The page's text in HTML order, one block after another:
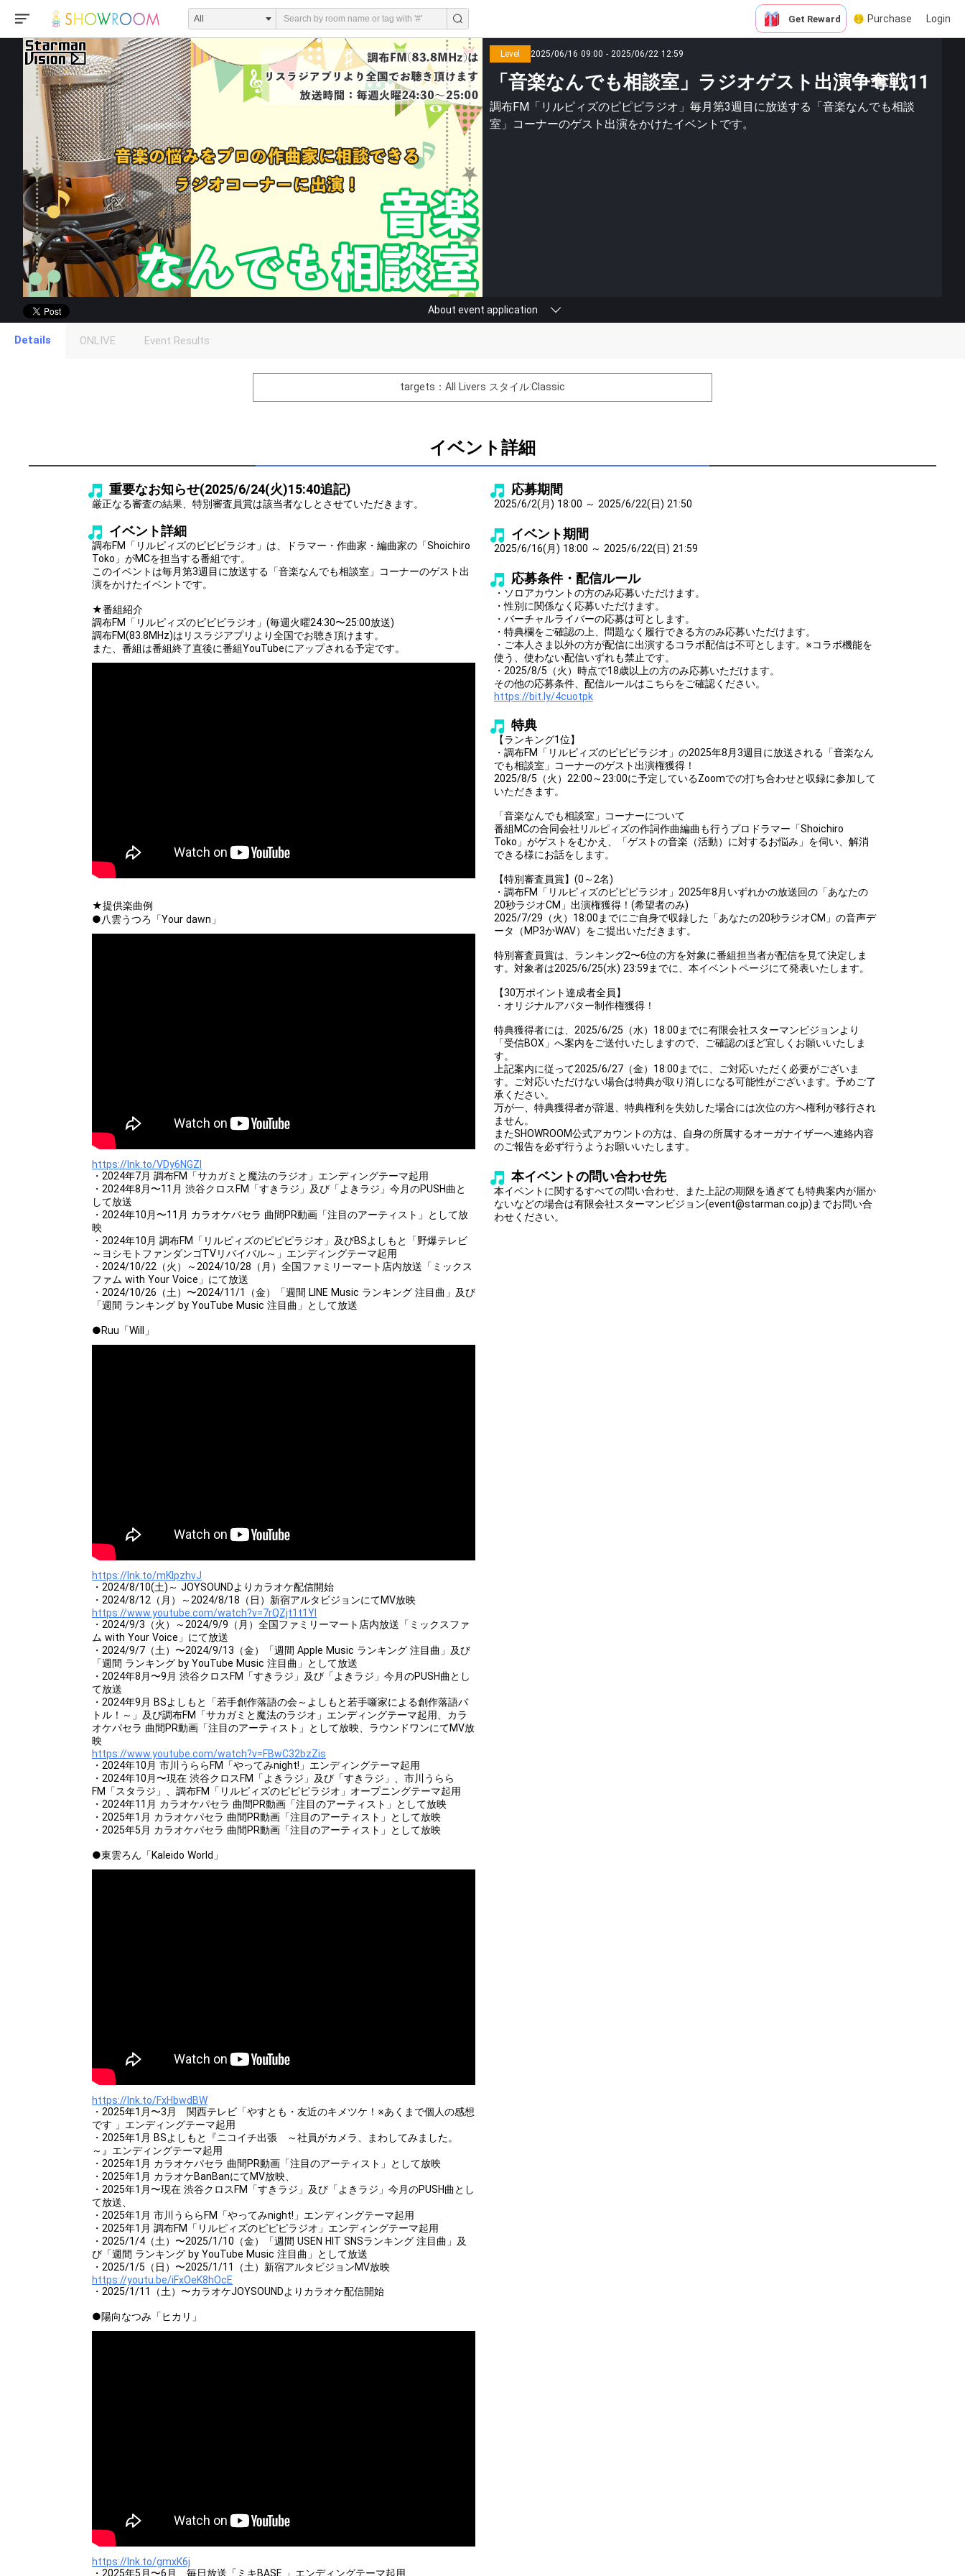
Get Reward Purchase Login
Level 2025/06/16 09:00 - 2025/06/22 12:59
「音楽なんでも相談室」ラジオゲスト出演争奪戦11
調布FM「リルピィズのピピピラジオ」毎月第3週目に放送する「音楽なんでも相談
室」コーナーのゲスト出演をかけたイベントです。
About event application
Level Points
Event Begins!
Throw gifts to the stage and join the live performance.
First, try throwing free Stars (once a day)! You can also charge Show Gold to purchase gifts
(available from 1 JPY)! When you continue to send gifts to the performer(s), the performer's
popularity ranking and your ranking go up.
To send performers paid items, you must use Show Gold.
Comments
You can post comments. Please refrain from posting comments that may offend performers or
other users.
Close
Details ONLIVE Event Results
targets：All Livers スタイル:Classic
イベント詳細
重要なお知らせ(2025/6/24(火)15:40追記)
厳正なる審査の結果、特別審査員賞は該当者なしとさせていただきます。
イベント詳細
調布FM「リルピィズのピピピラジオ」は、ドラマー・作曲家・編曲家の「Shoichiro
Toko」がMCを担当する番組です。
このイベントは毎月第3週目に放送する「音楽なんでも相談室」コーナーのゲスト出
演をかけたイベントです。
★番組紹介
調布FM「リルピィズのピピピラジオ」(毎週火曜24:30〜25:00放送)
調布FM(83.8MHz)はリスラジアプリより全国でお聴き頂けます。
また、番組は番組終了直後に番組YouTubeにアップされる予定です。
★提供楽曲例
●八雲うつろ「Your dawn」
https://lnk.to/VDy6NGZl
・2024年7月 調布FM「サカガミと魔法のラジオ」エンディングテーマ起用
・2024年8月〜11月 渋谷クロスFM「すきラジ」及び「よきラジ」今月のPUSH曲と
して放送
・2024年10月〜11月 カラオケパセラ 曲間PR動画「注目のアーティスト」として放
映
・2024年10月 調布FM「リルピィズのピピピラジオ」及びBSよしもと「野爆テレビ
～ヨシモトファンダンゴTVリバイバル～」エンディングテーマ起用
・2024/10/22（火）～2024/10/28（月）全国ファミリーマート店内放送「ミックス
ファム with Your Voice」にて放送
・2024/10/26（土）〜2024/11/1（金）「週間 LINE Music ランキング 注目曲」及び
「週間 ランキング by YouTube Music 注目曲」として放送
●Ruu「Will」
https://lnk.to/mKIpzhvJ
・2024/8/10(土)～ JOYSOUNDよりカラオケ配信開始
・2024/8/12（月）～2024/8/18（日）新宿アルタビジョンにてMV放映
https://www.youtube.com/watch?v=7rQZjt1t1YI
・2024/9/3（火）～2024/9/9（月）全国ファミリーマート店内放送「ミックスファ
ム with Your Voice」にて放送
・2024/9/7（土）〜2024/9/13（金）「週間 Apple Music ランキング 注目曲」及び
「週間 ランキング by YouTube Music 注目曲」として放送
・2024年8月〜9月 渋谷クロスFM「すきラジ」及び「よきラジ」今月のPUSH曲とし
て放送
・2024年9月 BSよしもと「若手創作落語の会～よしもと若手噺家による創作落語バ
トル！～」及び調布FM「サカガミと魔法のラジオ」エンディングテーマ起用、カラ
オケパセラ 曲間PR動画「注目のアーティスト」として放映、ラウンドワンにてMV放
映
https://www.youtube.com/watch?v=FBwC32bzZis
・2024年10月 市川うららFM「やってみnight!」エンディングテーマ起用
・2024年10月〜現在 渋谷クロスFM「よきラジ」及び「すきラジ」、市川うらら
FM「スタラジ」、調布FM「リルピィズのピピピラジオ」オープニングテーマ起用
・2024年11月 カラオケパセラ 曲間PR動画「注目のアーティスト」として放映
・2025年1月 カラオケパセラ 曲間PR動画「注目のアーティスト」として放映
・2025年5月 カラオケパセラ 曲間PR動画「注目のアーティスト」として放映
●東雲ろん「Kaleido World」
https://lnk.to/FxHbwdBW
・2025年1月〜3月 関西テレビ「やすとも・友近のキメツケ！※あくまで個人の感想
です 」エンディングテーマ起用
・2025年1月 BSよしもと『ニコイチ出張 ～社員がカメラ、まわしてみました。
～』エンディングテーマ起用
・2025年1月 カラオケパセラ 曲間PR動画「注目のアーティスト」として放映
・2025年1月 カラオケBanBanにてMV放映、
・2025年1月〜現在 渋谷クロスFM「すきラジ」及び「よきラジ」今月のPUSH曲とし
て放送、
・2025年1月 市川うららFM「やってみnight!」エンディングテーマ起用
・2025年1月 調布FM「リルピィズのピピピラジオ」エンディングテーマ起用
・2025/1/4（土）〜2025/1/10（金）「週間 USEN HIT SNSランキング 注目曲」及
び「週間 ランキング by YouTube Music 注目曲」として放送
・2025/1/5（日）〜2025/1/11（土）新宿アルタビジョンMV放映
https://youtu.be/iFxOeK8hOcE
・2025/1/11（土）〜カラオケJOYSOUNDよりカラオケ配信開始
●陽向なつみ「ヒカリ」
https://lnk.to/gmxK6j
・2025年5月〜6月 毎日放送「ミキBASE 」エンディングテーマ起用
応募期間
2025/6/2(月) 18:00 ～ 2025/6/22(日) 21:50
イベント期間
2025/6/16(月) 18:00 ～ 2025/6/22(日) 21:59
応募条件・配信ルール
・ソロアカウントの方のみ応募いただけます。
・性別に関係なく応募いただけます。
・バーチャルライバーの応募は可とします。
・特典欄をご確認の上、問題なく履行できる方のみ応募いただけます。
・ご本人さま以外の方が配信に出演するコラボ配信は不可とします。※コラボ機能を
使う、使わない配信いずれも禁止です。
・2025/8/5（火）時点で18歳以上の方のみ応募いただけます。
その他の応募条件、配信ルールはこちらをご確認ください。
https://bit.ly/4cuotpk
特典
【ランキング1位】
・調布FM「リルピィズのピピピラジオ」の2025年8月3週目に放送される「音楽なん
でも相談室」コーナーのゲスト出演権獲得！
2025/8/5（火）22:00～23:00に予定しているZoomでの打ち合わせと収録に参加して
いただきます。
「音楽なんでも相談室」コーナーについて
番組MCの合同会社リルピィズの作詞作曲編曲も行うプロドラマー「Shoichiro
Toko」がゲストをむかえ、「ゲストの音楽（活動）に対するお悩み」を伺い、解消
できる様にお話をします。
【特別審査員賞】(0～2名)
・調布FM「リルピィズのピピピラジオ」2025年8月いずれかの放送回の「あなたの
20秒ラジオCM」出演権獲得！(希望者のみ)
2025/7/29（火）18:00までにご自身で収録した「あなたの20秒ラジオCM」の音声デ
ータ（MP3かWAV）をご提出いただきます。
特別審査員賞は、ランキング2〜6位の方を対象に番組担当者が配信を見て決定しま
す。対象者は2025/6/25(水) 23:59までに、本イベントページにて発表いたします。
【30万ポイント達成者全員】
・オリジナルアバター制作権獲得！
特典獲得者には、2025/6/25（水）18:00までに有限会社スターマンビジョンより
「受信BOX」へ案内をご送付いたしますので、ご確認のほど宜しくお願いいたしま
す。
上記案内に従って2025/6/27（金）18:00までに、ご対応いただく必要がございま
す。ご対応いただけない場合は特典が取り消しになる可能性がございます。予めご了
承ください。
万が一、特典獲得者が辞退、特典権利を失効した場合には次位の方へ権利が移行され
ません。
またSHOWROOM公式アカウントの方は、自身の所属するオーガナイザーへ連絡内容
のご報告を必ず行うようお願いいたします。
本イベントの問い合わせ先
本イベントに関するすべての問い合わせ、また上記の期限を過ぎても特典案内が届か
ないなどの場合は有限会社スターマンビジョン(event@starman.co.jp)までお問い合
わせください。